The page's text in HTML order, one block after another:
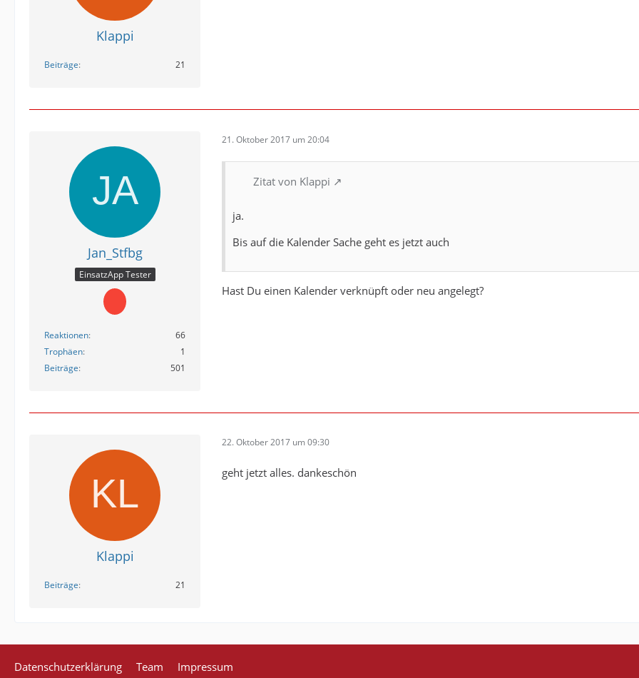
Klappi
Beiträge 21
Jan_Stfbg
EinsatzApp Tester
Reaktionen
66
Trophäen
1
Beiträge
501
21. Oktober 2017 um 20:04
Zitat von Klappi
ja.
Bis auf die Kalender Sache geht es jetzt auch
Hast Du einen Kalender verknüpft oder neu angelegt?
Klappi
Beiträge 21
22. Oktober 2017 um 09:30
geht jetzt alles. dankeschön
Datenschutzerklärung Team Impressum